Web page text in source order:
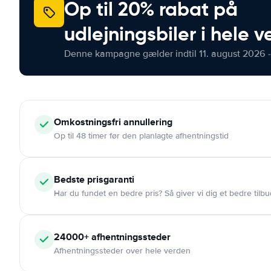
Op til 20% rabat på
udlejningsbiler i hele
Denne kampagne gælder indtil 11. august 2026
Omkostningsfri annullering
Op til 48 timer før den planlagte afhentningstid
Bedste prisgaranti
Har du fundet en bedre pris? Så giver vi dig et bedre
24000+afhentningssteder
Afhentningssteder over hele verden